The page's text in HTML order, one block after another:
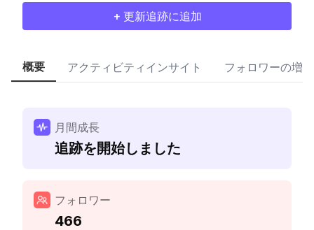
+ 更新追跡に追加
概要 アクティビティインサイト フォロワーの増加
月間成長
追跡を開始しました
フォロワー
466